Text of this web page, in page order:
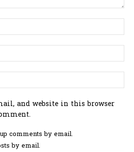
and website in this browser
comments by email.
by email.